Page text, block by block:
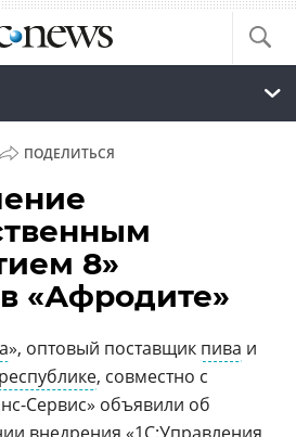
ПОДЕЛИТЬСЯ
8»
«Афродите»
», оптовый поставщик пива и
, совместно с
Сервис» объявили об